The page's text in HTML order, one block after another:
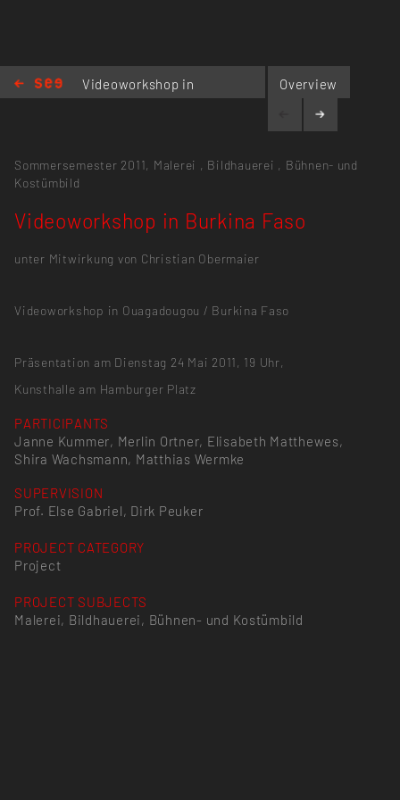
Videoworkshop in
Overview
Sommersemester 2011, Malerei , Bildhauerei , Bühnen- und
Kostümbild
Videoworkshop in Burkina Faso
unter Mitwirkung von Christian Obermaier
Videoworkshop in Ouagadougou / Burkina Faso
Präsentation am Dienstag 24 Mai 2011, 19 Uhr,
Kunsthalle am Hamburger Platz
PARTICIPANTS
Janne Kummer, Merlin Ortner, Elisabeth Matthewes,
Shira Wachsmann, Matthias Wermke
SUPERVISION
Prof. Else Gabriel, Dirk Peuker
PROJECT CATEGORY
Project
PROJECT SUBJECTS
Malerei, Bildhauerei, Bühnen- und Kostümbild